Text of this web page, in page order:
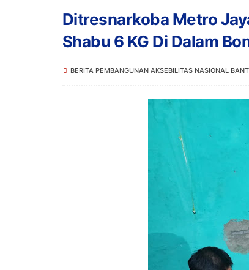
Ditresnarkoba Metro
Shabu 6 KG Di Dalam
BERITA PEMBANGUNAN AKSEBILITAS NASIONAL